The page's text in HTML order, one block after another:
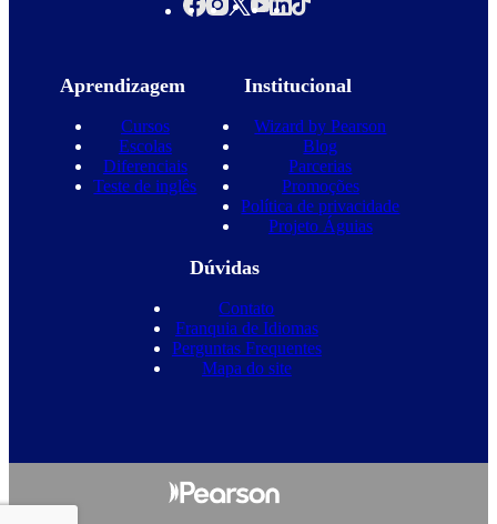
Aprendizagem
Cursos
Escolas
Diferenciais
Teste de inglês
Institucional
Wizard by Pearson
Blog
Parcerias
Promoções
Política de privacidade
Projeto Águias
Dúvidas
Contato
Franquia de Idiomas
Perguntas Frequentes
Mapa do site